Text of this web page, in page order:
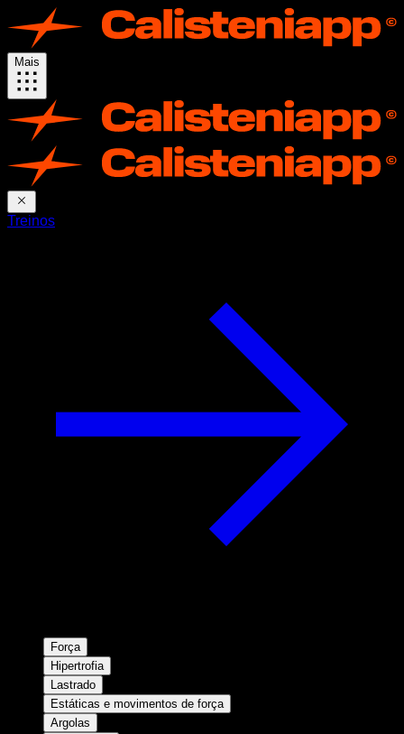
Mais
Treinos
Força
Hipertrofia
Lastrado
Estáticas e movimentos de força
Argolas